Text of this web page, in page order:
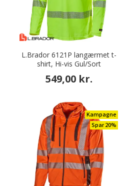
L.Brador 6121P langærmet t-
shirt, Hi-vis Gul/Sort
549,00 kr.
Kampagne
Spar 20%